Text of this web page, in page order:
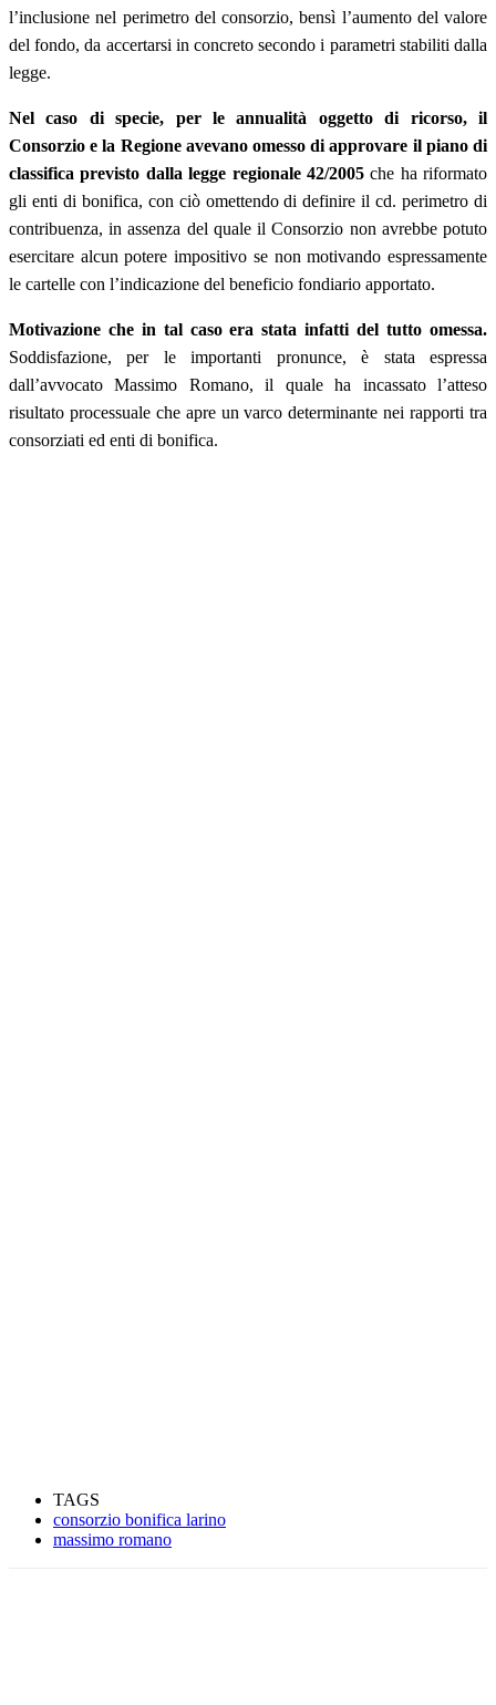
l’inclusione nel perimetro del consorzio, bensì l’aumento del valore
del fondo, da accertarsi in concreto secondo i parametri stabiliti dalla
legge.
Nel caso di specie, per le annualità oggetto di ricorso, il
Consorzio e la Regione avevano omesso di approvare il piano di
classifica previsto dalla legge regionale 42/2005che ha riformato
gli enti di bonifica, con ciò omettendo di definire il cd. perimetro di
contribuenza, in assenza del quale il Consorzio non avrebbe potuto
esercitare alcun potere impositivo se non motivando espressamente
le cartelle con l’indicazione del beneficio fondiario apportato.
Motivazione che in tal caso era stata infatti del tutto omessa.
Soddisfazione, per le importanti pronunce, è stata espressa
dall’avvocato Massimo Romano, il quale ha incassato l’atteso
risultato processuale che apre un varco determinante nei rapporti tra
consorziati ed enti di bonifica.
TAGS
consorzio bonifica larino
massimo romano